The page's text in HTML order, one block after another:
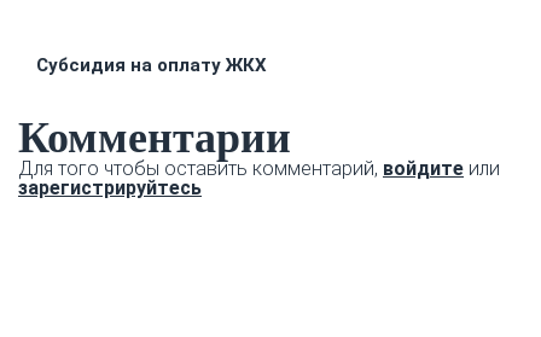
Субсидия на оплату ЖКХ
Комментарии
Для того чтобы оставить комментарий, войдите или
зарегистрируйтесь